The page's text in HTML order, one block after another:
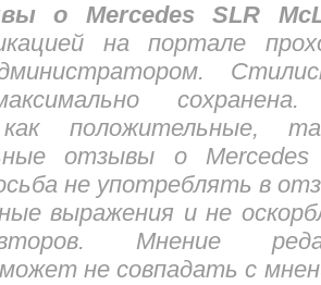
о Mercedes SLR
на портале
как положительные,
отзывы о Mercedes
не употреблять в
выражения и не
Мнение
не совпадать с